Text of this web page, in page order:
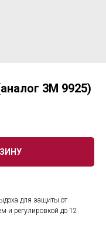
3М 9925)
для защиты от
и регулировкой до 12